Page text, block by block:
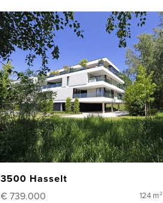
3500 Hasselt
€ 739.000
124 m²